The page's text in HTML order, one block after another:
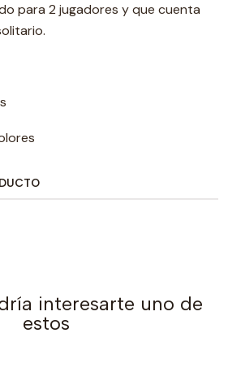
para 2 jugadores y que cuenta
interesarte uno de
estos